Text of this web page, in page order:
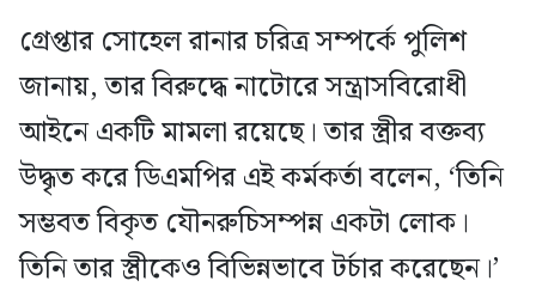
গ্রেপ্তার সোহেল রানার চরিত্র সম্পর্কে পুলিশ
জানায়, তার বিরুদ্ধে নাটোরে সন্ত্রাসবিরোধী
আইনে একটি মামলা রয়েছে। তার স্ত্রীর বক্তব্য
উদ্ধৃত করে ডিএমপির এই কর্মকর্তা বলেন, ‘তিনি
সম্ভবত বিকৃত যৌনরুচিসম্পন্ন একটা লোক।
তিনি তার স্ত্রীকেও বিভিন্নভাবে টর্চার করেছেন।’